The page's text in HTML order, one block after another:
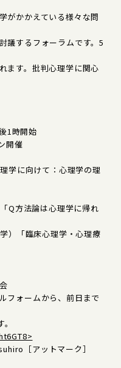
がかかえている様々な問
議するフォーラムです。5
ます。批判心理学に関心
1時開始
開催
学に向けて：心理学の理
Q方法論は心理学に帰れ
）「臨床心理学・心理療
フォームから、前日まで
［アットマーク］